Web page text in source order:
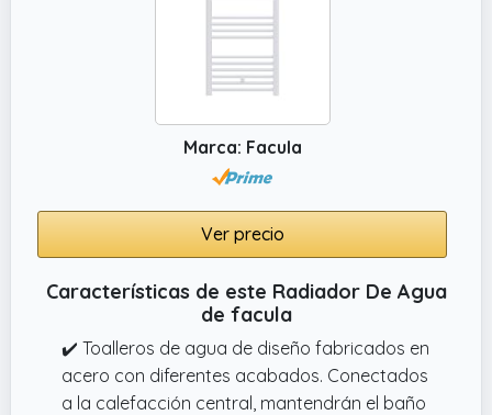
Marca: Facula
Ver precio
Características de este Radiador De Agua
de facula
✔️ Toalleros de agua de diseño fabricados en
acero con diferentes acabados. Conectados
a la calefacción central, mantendrán el baño